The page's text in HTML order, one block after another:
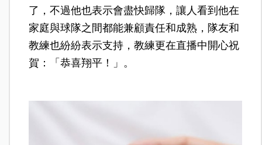
了，不過他也表示會盡快歸隊，讓人看到他在
家庭與球隊之間都能兼顧責任和成熟，隊友和
教練也紛紛表示支持，教練更在直播中開心祝
賀：「恭喜翔平！」。